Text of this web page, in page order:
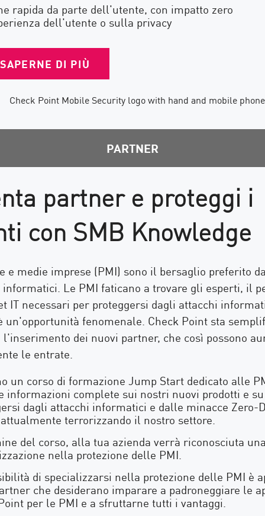
rapida da parte dell'utente, con impatto zero
dell'utente o sulla privacy
DI PIÙ
PARTNER
partner e proteggi i
con SMB Knowledge
e medie imprese (PMI) sono il bersaglio preferito
Le PMI faticano a trovare gli esperti, il
IT necessari per proteggersi dagli attacchi
un'opportunità fenomenale. Check Point sta
dei nuovi partner, che così possono
le entrate.
un corso di formazione Jump Start dedicato alle
informazioni complete sui nostri nuovi prodotti e
dagli attacchi informatici e dalle minacce Zero-
terrorizzando il nostro settore.
del corso, alla tua azienda verrà riconosciuta
nella protezione delle PMI.
di specializzarsi nella protezione delle PMI è
che desiderano imparare a padroneggiare le
per le PMI e a sfruttarne tutti i vantaggi.